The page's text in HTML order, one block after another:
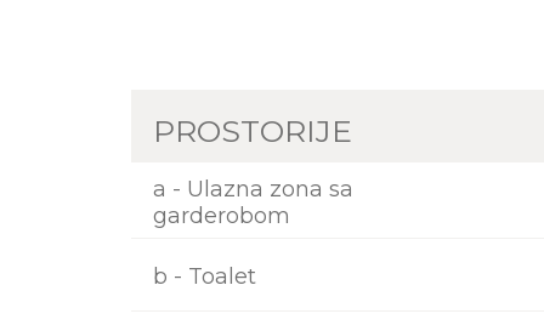
PROSTORIJE
a - Ulazna zona sa
garderobom
b - Toalet